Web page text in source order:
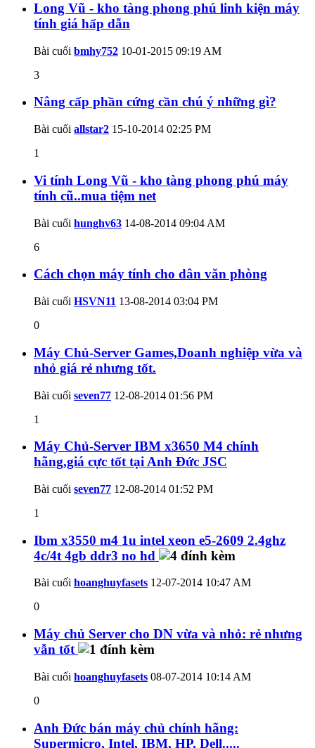
Long Vũ - kho tàng phong phú linh kiện máy
tính giá hấp dẫn
Bài cuối bmhy752 10-01-2015 09:19 AM
3
Nâng cấp phần cứng cần chú ý những gì?
Bài cuối allstar2 15-10-2014 02:25 PM
1
Vi tính Long Vũ - kho tàng phong phú máy
tính cũ..mua tiệm net
Bài cuối hunghv63 14-08-2014 09:04 AM
6
Cách chọn máy tính cho dân văn phòng
Bài cuối HSVN11 13-08-2014 03:04 PM
0
Máy Chủ-Server Games,Doanh nghiệp vừa và
nhỏ giá rẻ nhưng tốt.
Bài cuối seven77 12-08-2014 01:56 PM
1
Máy Chủ-Server IBM x3650 M4 chính
hãng,giá cực tốt tại Anh Đức JSC
Bài cuối seven77 12-08-2014 01:52 PM
1
Ibm x3550 m4 1u intel xeon e5-2609 2.4ghz
4c/4t 4gb ddr3 no hd
Bài cuối hoanghuyfasets 12-07-2014 10:47 AM
0
Máy chủ Server cho DN vừa và nhỏ: rẻ nhưng
vẫn tốt
Bài cuối hoanghuyfasets 08-07-2014 10:14 AM
0
Anh Đức bán máy chủ chính hãng:
Supermicro, Intel, IBM, HP, Dell.....